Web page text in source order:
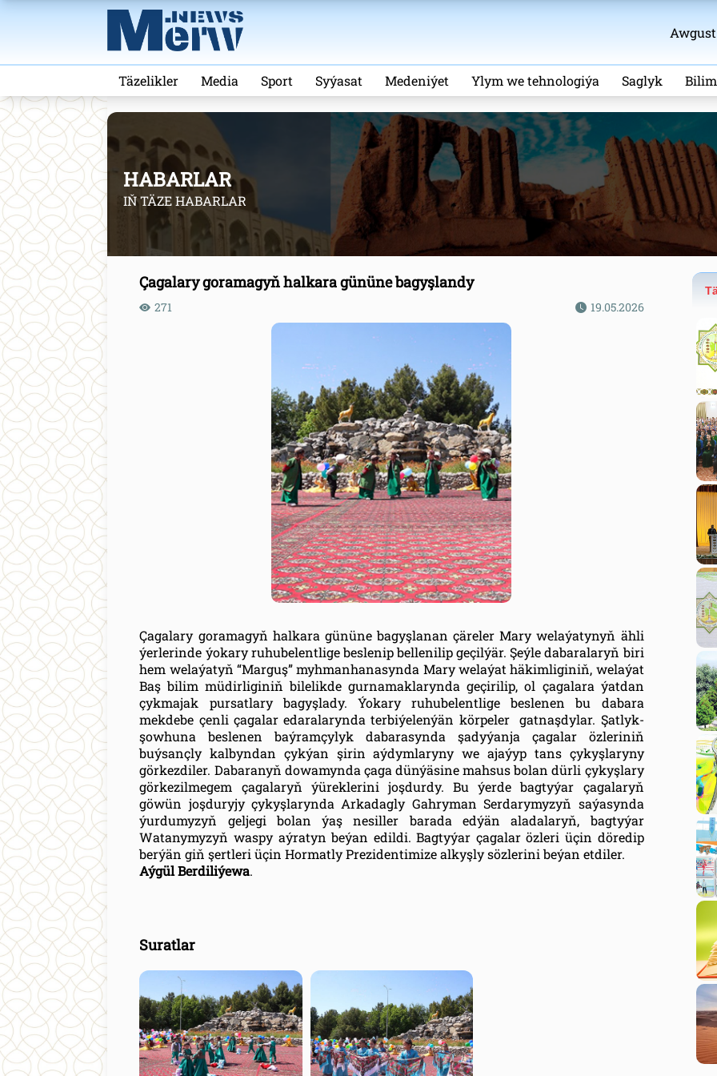
Awgust
Täzelikler Media Sport Syýasat Medeniýet Ylym we tehnologiýa Saglyk Bilim
HABARLAR
IŇ TÄZE HABARLAR
Çagalary goramagyň halkara gününe bagyşlandy
271 19.05.2026
Çagalary goramagyň halkara gününe bagyşlanan çäreler Mary welaýatynyň ähli
ýerlerinde ýokary ruhubelentlige beslenip bellenilip geçilýär. Şeýle dabaralaryň biri
hem welaýatyň “Marguş” myhmanhanasynda Mary welaýat häkimliginiň, welaýat
Baş bilim müdirliginiň bilelikde gurnamaklarynda geçirilip, ol çagalara ýatdan
çykmajak pursatlary bagyşlady. Ýokary ruhubelentlige beslenen bu dabara
mekdebe çenli çagalar edaralarynda terbiýelenýän körpeler gatnaşdylar. Şatlyk-
şowhuna beslenen baýramçylyk dabarasynda şadyýanja çagalar özleriniň
buýsançly kalbyndan çykýan şirin aýdymlaryny we ajaýyp tans çykyşlaryny
görkezdiler. Dabaranyň dowamynda çaga dünýäsine mahsus bolan dürli çykyşlary
görkezilmegem çagalaryň ýüreklerini joşdurdy. Bu ýerde bagtyýar çagalaryň
göwün joşduryjy çykyşlarynda Arkadagly Gahryman Serdarymyzyň saýasynda
ýurdumyzyň geljegi bolan ýaş nesiller barada edýän aladalaryň, bagtyýar
Watanymyzyň waspy aýratyn beýan edildi. Bagtyýar çagalar özleri üçin döredip
berýän giň şertleri üçin Hormatly Prezidentimize alkyşly sözlerini beýan etdiler.
Aýgül Berdiliýewa.
Suratlar